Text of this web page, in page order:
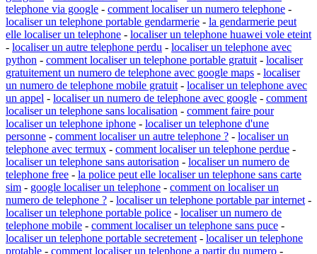
telephone via google - comment localiser un numero telephone -
localiser un telephone portable gendarmerie - la gendarmerie peut
elle localiser un telephone - localiser un telephone huawei vole eteint
- localiser un autre telephone perdu - localiser un telephone avec
python - comment localiser un telephone portable gratuit - localiser
gratuitement un numero de telephone avec google maps - localiser
un numero de telephone mobile gratuit - localiser un telephone avec
un appel - localiser un numero de telephone avec google - comment
localiser un telephone sans localisation - comment faire pour
localiser un telephone iphone - localiser un telephone d'une
personne - comment localiser un autre telephone ? - localiser un
telephone avec termux - comment localiser un telephone perdue -
localiser un telephone sans autorisation - localiser un numero de
telephone free - la police peut elle localiser un telephone sans carte
sim - google localiser un telephone - comment on localiser un
numero de telephone ? - localiser un telephone portable par internet -
localiser un telephone portable police - localiser un numero de
telephone mobile - comment localiser un telephone sans puce -
localiser un telephone portable secretement - localiser un telephone
protable - comment localiser un telephone a partir du numero -